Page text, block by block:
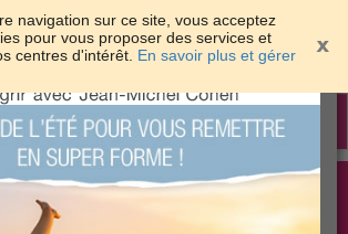
navigation sur ce site, vous acceptez
pour vous proposer des services et
centres d'intérêt. En savoir plus et gérer
solutions pour maigrir et être bien
dans sa peau
×